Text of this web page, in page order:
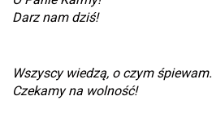
Darz nam dziś!
Wszyscy wiedzą, o czym śpiewam.
Czekamy na wolność!